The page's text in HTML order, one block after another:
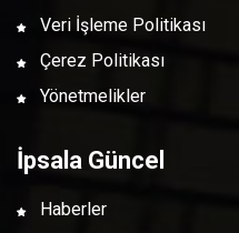
Veri İşleme Politikası
Çerez Politikası
Yönetmelikler
İpsala Güncel
Haberler